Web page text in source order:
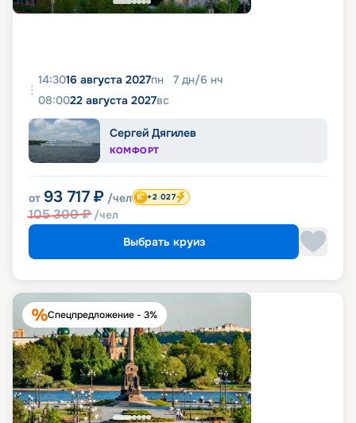
14:3016 августа 2027пн 7 дн/6 нч
08:0022 августа 2027вс
Сергей Дягилев
КОМФОРТ
от 93 717 ₽ /чел
105 300₽ /чел
+2 027
Выбрать круиз
Спецпредложение - 3%